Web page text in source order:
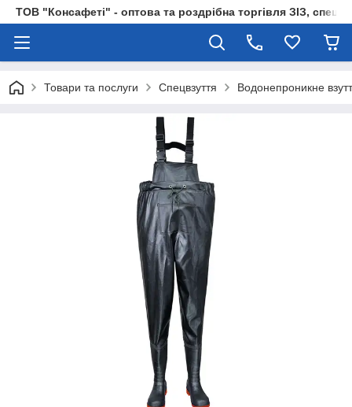
ТОВ "Консафеті" - оптова та роздрібна торгівля ЗІЗ,
Товари та послуги Спецвзуття Водонепроникне